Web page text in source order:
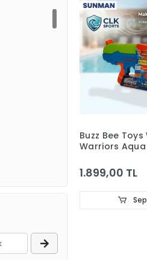
Buzz Bee
Warriors Aqua
1.899,00 TL